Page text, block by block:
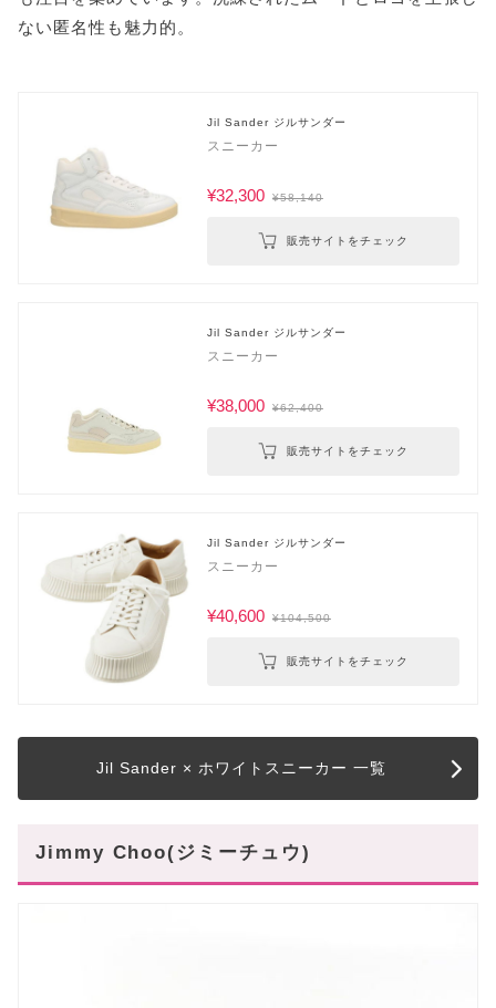
ない匿名性も魅力的。
Jil Sander ジルサンダー
スニーカー
¥32,300 ¥58,140
販売サイトをチェック
Jil Sander ジルサンダー
スニーカー
¥38,000 ¥62,400
販売サイトをチェック
Jil Sander ジルサンダー
スニーカー
¥40,600 ¥104,500
販売サイトをチェック
Jil Sander × ホワイトスニーカー 一覧
Jimmy Choo(ジミーチュウ)